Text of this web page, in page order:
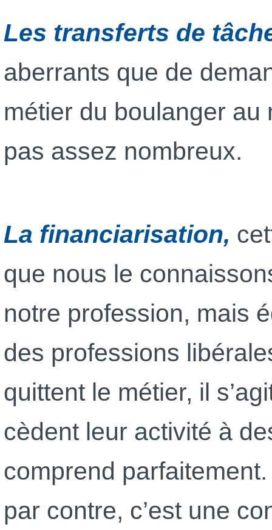
Les transferts de
aberrants que de
métier du boulanger
pas assez nombreux.
La financiarisation,
que nous le
notre profession, mais
des professions
quittent le métier, il
cèdent leur activité à
comprend
par contre, c’est une